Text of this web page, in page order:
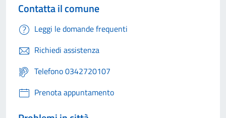
Contatta il comune
Leggi le domande frequenti
Richiedi assistenza
Telefono 0342720107
Prenota appuntamento